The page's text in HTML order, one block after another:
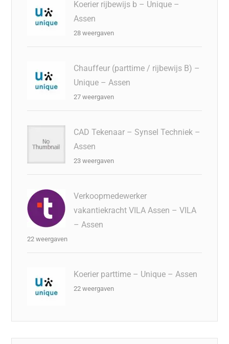
Koerier rijbewijs b – Unique –
Assen
28 weergaven
Chauffeur (parttime / rijbewijs B) –
Unique – Assen
27 weergaven
CAD Tekenaar – Synsel Techniek –
Assen
23 weergaven
Verkoopmedewerker
vakantiekracht VILA Assen – VILA
– Assen
22 weergaven
Koerier parttime – Unique – Assen
22 weergaven